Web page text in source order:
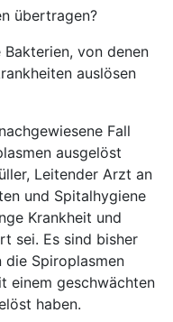
übertragen?
von denen
auslösen
Fall
ausgelöst
Leitender Arzt an
und Spitalhygiene
Krankheit und
sei. Es sind bisher
die Spiroplasmen
einem geschwächten
haben.